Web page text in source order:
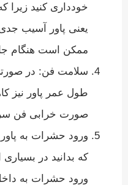
خودداری کنید
یعنی پاور آسیب
ممکن است هنگام
سلامت فن: در
طول عمر پاور نیز
صورت خرابی فن
ورود حشرات به
که بدانید در بسیاری
ورود حشرات به